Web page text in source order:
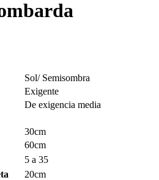
Sol/ Semisombra
Exigente
De exigencia media
30cm
60cm
5 a 35
20cm